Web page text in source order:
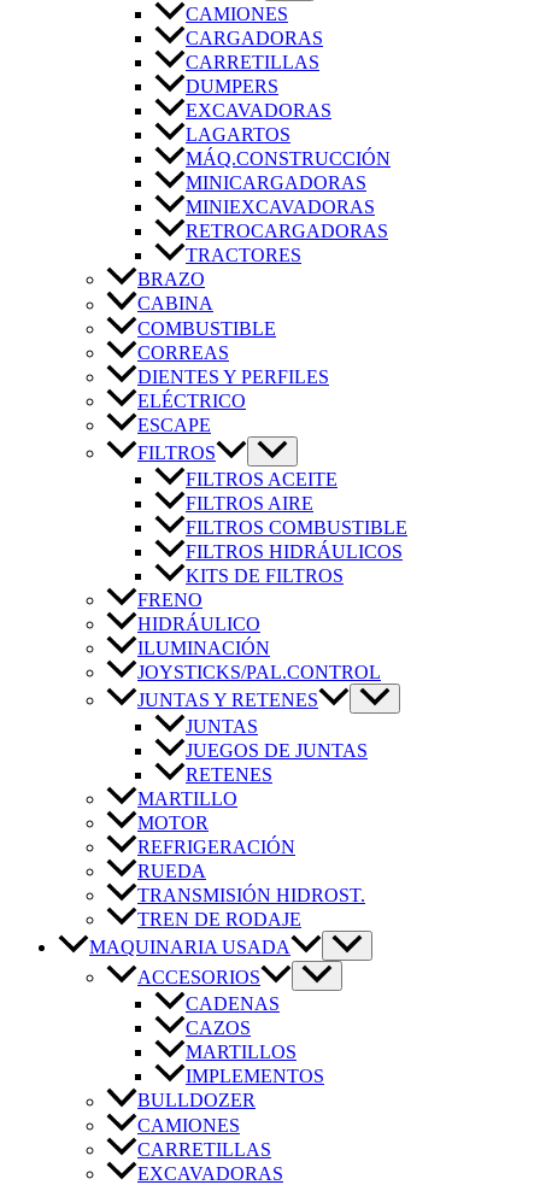
CAMIONES
CARGADORAS
CARRETILLAS
DUMPERS
EXCAVADORAS
LAGARTOS
MÁQ.CONSTRUCCIÓN
MINICARGADORAS
MINIEXCAVADORAS
RETROCARGADORAS
TRACTORES
BRAZO
CABINA
COMBUSTIBLE
CORREAS
DIENTES Y PERFILES
ELÉCTRICO
ESCAPE
FILTROS
FILTROS ACEITE
FILTROS AIRE
FILTROS COMBUSTIBLE
FILTROS HIDRÁULICOS
KITS DE FILTROS
FRENO
HIDRÁULICO
ILUMINACIÓN
JOYSTICKS/PAL.CONTROL
JUNTAS Y RETENES
JUNTAS
JUEGOS DE JUNTAS
RETENES
MARTILLO
MOTOR
REFRIGERACIÓN
RUEDA
TRANSMISIÓN HIDROST.
TREN DE RODAJE
MAQUINARIA USADA
ACCESORIOS
CADENAS
CAZOS
MARTILLOS
IMPLEMENTOS
BULLDOZER
CAMIONES
CARRETILLAS
EXCAVADORAS